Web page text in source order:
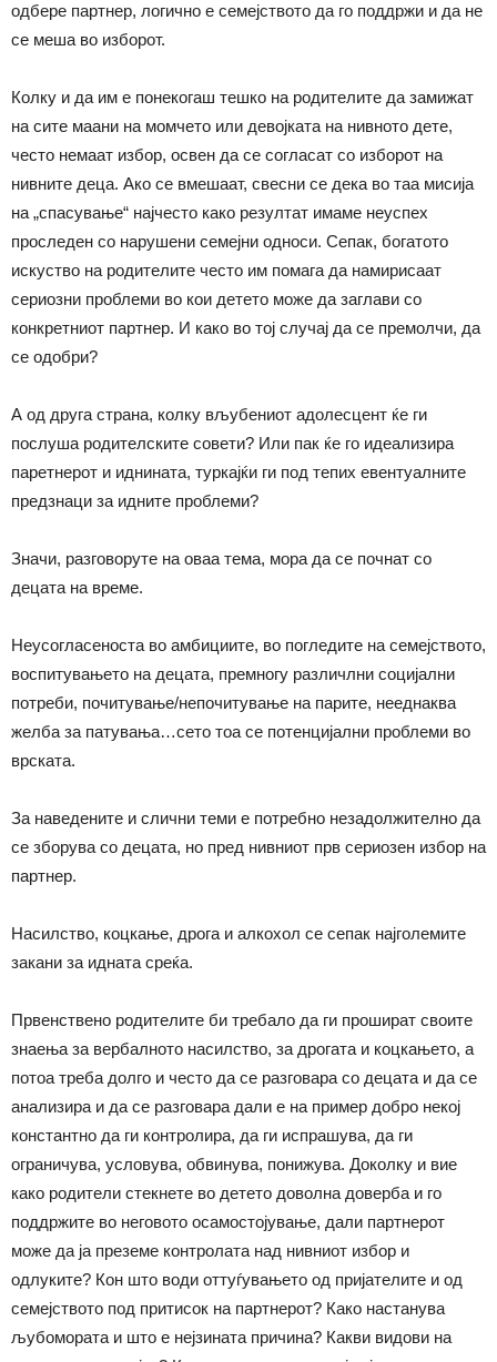
одбере партнер, логично е семејството да го поддржи и да не
се меша во изборот.
Колку и да им е понекогаш тешко на родителите да замижат
на сите маани на момчето или девојката на нивното дете,
често немаат избор, освен да се согласат со изборот на
нивните деца. Ако се вмешаат, свесни се дека во таа мисија
на „спасување“ најчесто како резултат имаме неуспех
проследен со нарушени семејни односи. Сепак, богатото
искуство на родителите често им помага да намирисаат
сериозни проблеми во кои детето може да заглави со
конкретниот партнер. И како во тој случај да се премолчи, да
се одобри?
А од друга страна, колку вљубениот адолесцент ќе ги
послуша родителските совети? Или пак ќе го идеализира
паретнерот и иднината, туркајќи ги под тепих евентуалните
предзнаци за идните проблеми?
Значи, разговоруте на оваа тема, мора да се почнат со
децата на време.
Неусогласеноста во амбициите, во погледите на семејството,
воспитувањето на децата, премногу различлни социјални
потреби, почитување/непочитување на парите, нееднаква
желба за патувања…сето тоа се потенцијални проблеми во
врската.
За наведените и слични теми е потребно незадолжително да
се зборува со децата, но пред нивниот прв сериозен избор на
партнер.
Насилство, коцкање, дрога и алкохол се сепак најголемите
закани за идната среќа.
Првенствено родителите би требало да ги прошират своите
знаења за вербалното насилство, за дрогата и коцкањето, а
потоа треба долго и често да се разговара со децата и да се
анализира и да се разговара дали е на пример добро некој
константно да ги контролира, да ги испрашува, да ги
ограничува, условува, обвинува, понижува. Доколку и вие
како родители стекнете во детето доволна доверба и го
поддржите во неговото осамостојување, дали партнерот
може да ја преземе контролата над нивниот избор и
одлуките? Кон што води оттуѓувањето од пријателите и од
семејството под притисок на партнерот? Како настанува
љубомората и што е нејзината причина? Какви видови на